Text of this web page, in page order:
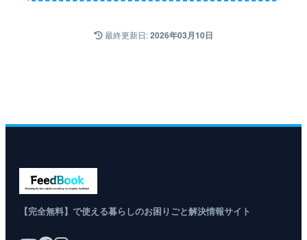
最終更新日:2026年03月10日
【完全無料】で使える暮らしのお困りごと解決情報サイト